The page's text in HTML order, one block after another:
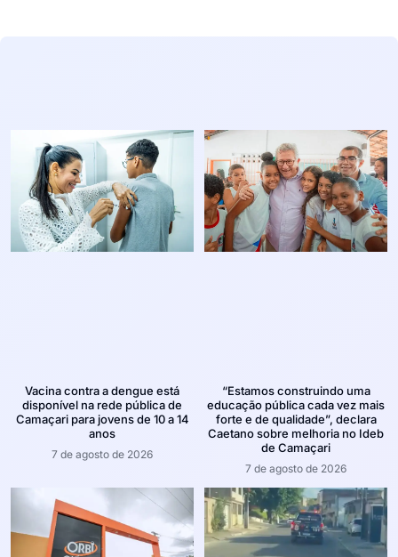
Vacina contra a dengue está
disponível na rede pública de
Camaçari para jovens de 10 a 14
anos
7 de agosto de 2026
“Estamos construindo uma
educação pública cada vez mais
forte e de qualidade”, declara
Caetano sobre melhoria no Ideb
de Camaçari
7 de agosto de 2026